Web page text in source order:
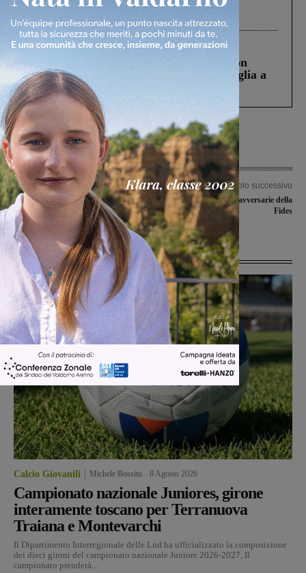
Gianni, Giulia e Franco. Lo schianto, il
processo, lo stop ai sorpassi fra tir....
Cronaca 3 Agosto 2026
Scomparso da una struttura di Castiglion
Fiorentino l’uomo che aveva ucciso la figlia a
Levane nel 2020
Articolo precedente
Sipario chiuso sulla serie D femminile
Articolo successivo
Under 19, ecco le avversarie della
Fides
Ultime Notizie
Calcio Giovanili Michele Bossini 8 Agosto 2026
Campionato nazionale Juniores, girone
interamente toscano per Terranuova
Traiana e Montevarchi
Il Dipartimento Interregionale delle Lnd ha ufficializzato la composizione
dei dieci gironi del campionato nazionale Juniore 2026-2027, Il
campionato prenderà...